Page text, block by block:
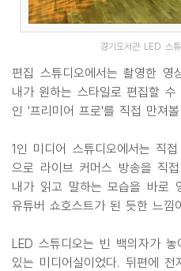
경기도서관 LED 스
편집 스튜디오에서는 촬영한 영
내가 원하는 스타일로 편집할
인 '프리미어 프로'를 직접 만져
1인 미디어 스튜디오에서는 직
으로 라이브 커머스 방송을 직
내가 읽고 말하는 모습을 바로
유튜버 쇼호스트가 된 듯한 느낌
LED 스튜디오는 빈 백의자가
있는 미디어실이었다. 뒤편에